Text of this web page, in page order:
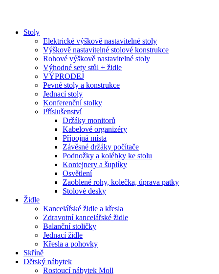
Stoly
Elektrické výškově nastavitelné stoly
Výškově nastavitelné stolové konstrukce
Rohové výškově nastavitelné stoly
Výhodné sety stůl + židle
VÝPRODEJ
Pevné stoly a konstrukce
Jednací stoly
Konferenční stolky
Příslušenství
Držáky monitorů
Kabelové organizéry
Přípojná místa
Závěsné držáky počítače
Podnožky a kolébky ke stolu
Kontejnery a šuplíky
Osvětlení
Zaoblené rohy, kolečka, úprava patky
Stolové desky
Židle
Kancelářské židle a křesla
Zdravotní kancelářské židle
Balanční stoličky
Jednací židle
Křesla a pohovky
Skříně
Dětský nábytek
Rostoucí nábytek Moll